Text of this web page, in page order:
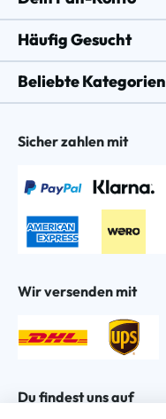
Häufig Gesucht
Beliebte Kategorien
Sicher zahlen mit
Wir versenden mit
Du findest uns auf